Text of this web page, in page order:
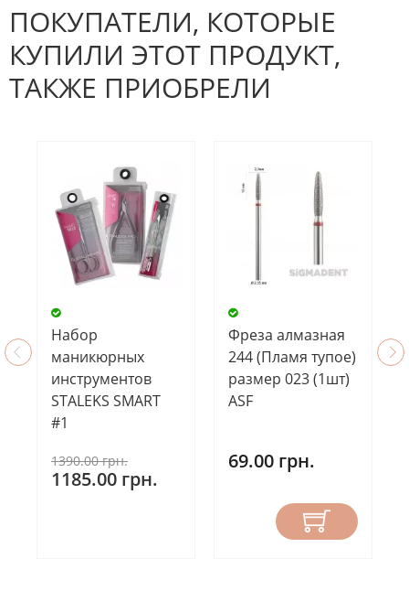
отзыв.
ПОКУПАТЕЛИ, КОТОРЫЕ
КУПИЛИ ЭТОТ ПРОДУКТ,
ТАКЖЕ ПРИОБРЕЛИ
Набор
маникюрных
инструментов
STALEKS SMART
#1
1390.00 грн.
1185.00 грн.
Фреза алмазная
244 (Пламя тупое)
размер 023 (1шт)
ASF
69.00 грн.